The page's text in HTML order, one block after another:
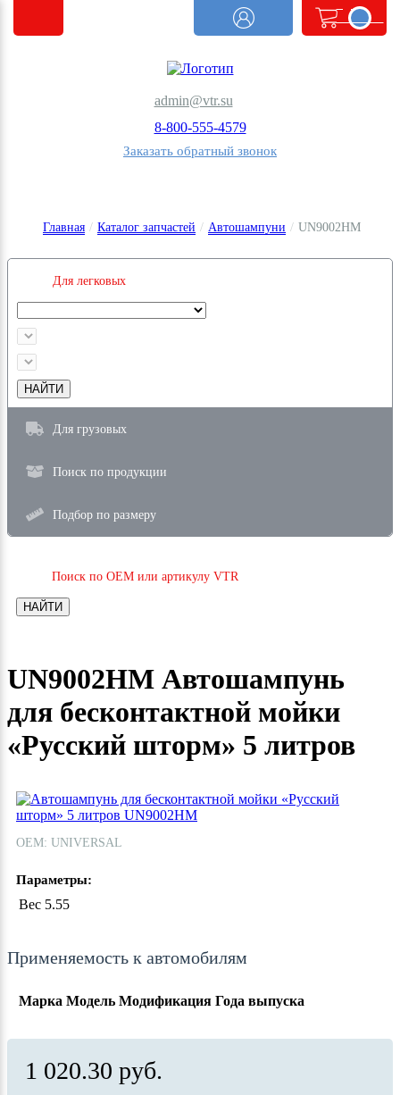
admin@vtr.su
8-800-555-4579
Заказать обратный звонок
order.count
|| 0 @>
Главная / Каталог запчастей / Автошампуни / UN9002HM
Для легковых
НАЙТИ
Для грузовых
Поиск по продукции
Подбор по размеру
Поиск по OEM или артикулу VTR
НАЙТИ
UN9002HM Автошампунь
для бесконтактной мойки
«Русский шторм» 5 литров
ОЕМ: UNIVERSAL
Параметры:
Вес 5.55
Применяемость к автомобилям
Марка Модель Модификация Года выпуска
1 020.30 руб.